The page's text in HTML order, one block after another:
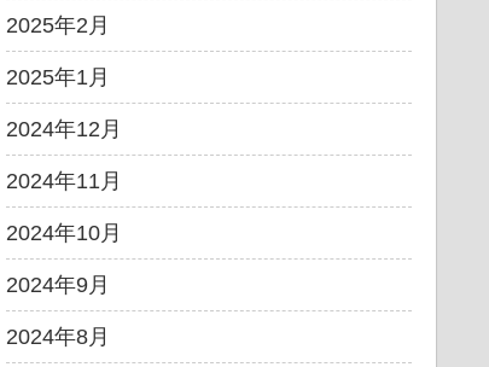
2025年2月
2025年1月
2024年12月
2024年11月
2024年10月
2024年9月
2024年8月